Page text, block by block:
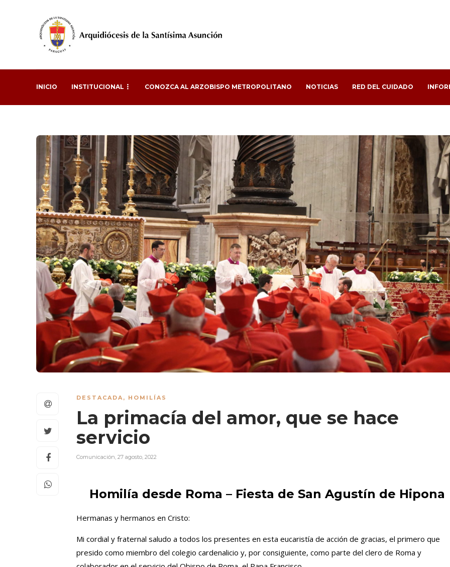
INICIO INSTITUCIONAL CONOZCA AL ARZOBISPO METROPOLITANO NOTICIAS RED DEL CUIDADO
DESTACADA, HOMILÍAS
La primacía del amor, que se hace
servicio
Comunicación, 27 agosto, 2022
Homilía desde Roma – Fiesta de San Agustín de Hipona
Hermanas y hermanos en Cristo:
Mi cordial y fraternal saludo a todos los presentes en esta eucaristía de acción de gracias, el primero que
presido como miembro del colegio cardenalicio y, por consiguiente, como parte del clero de Roma y